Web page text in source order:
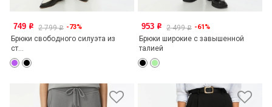
749 o 2 799o -73%
Брюки свободного силуэта из
ст...
953 o 2 499o -61%
Брюки широкие с завышенной
талией